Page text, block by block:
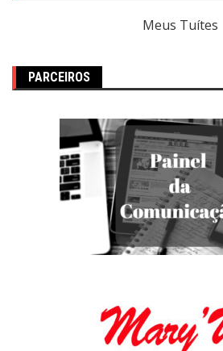
Meus Tuítes
PARCEIROS